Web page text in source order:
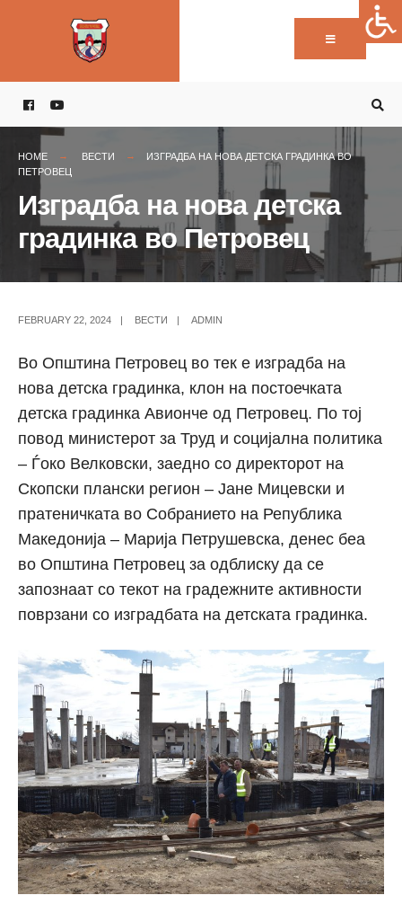
HOME ВЕСТИ
ИЗГРАДБА НА НОВА ДЕТСКА ГРАДИНКА ВО
ПЕТРОВЕЦ
Изградба на нова детска
градинка во Петровец
FEBRUARY 22, 2024 ВЕСТИ ADMIN
Во Општина Петровец во тек е изградба на
нова детска градинка, клон на постоечката
детска градинка Авионче од Петровец. По тој
повод министерот за Труд и социјална политика
– Ѓоко Велковски, заедно со директорот на
Скопски плански регион – Јане Мицевски и
пратеничката во Собранието на Република
Македонија – Марија Петрушевска, денес беа
во Општина Петровец за одблиску да се
запознаат со текот на градежните активности
поврзани со изградбата на детската градинка.